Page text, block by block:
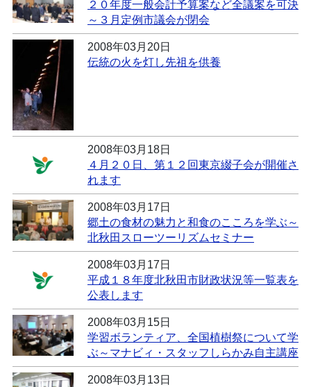
２０年度一般会計予算案など全議案を可決
～３月定例市議会が閉会
2008年03月20日
伝統の火を灯し先祖を供養
2008年03月18日
４月２０日、第１２回東京綴子会が開催さ
れます
2008年03月17日
郷土の食材の魅力と和食のこころを学ぶ～
北秋田スローツーリズムセミナー
2008年03月17日
平成１８年度北秋田市財政状況等一覧表を
公表します
2008年03月15日
学習ボランティア、全国植樹祭について学
ぶ～マナビィ・スタッフしらかみ自主講座
2008年03月13日